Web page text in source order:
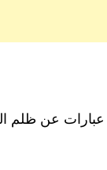
عبارات عن ظلم